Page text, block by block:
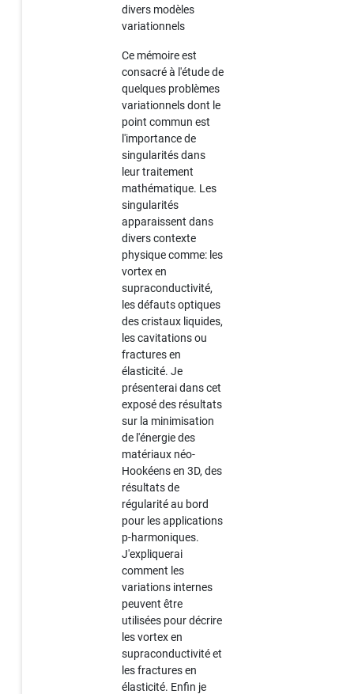
divers modèles
variationnels
Ce mémoire est
consacré à l'étude de
quelques problèmes
variationnels dont le
point commun est
l'importance de
singularités dans
leur traitement
mathématique. Les
singularités
apparaissent dans
divers contexte
physique comme: les
vortex en
supraconductivité,
les défauts optiques
des cristaux liquides,
les cavitations ou
fractures en
élasticité. Je
présenterai dans cet
exposé des résultats
sur la minimisation
de l'énergie des
matériaux néo-
Hookéens en 3D, des
résultats de
régularité au bord
pour les applications
p-harmoniques.
J'expliquerai
comment les
variations internes
peuvent être
utilisées pour décrire
les vortex en
supraconductivité et
les fractures en
élasticité. Enfin je